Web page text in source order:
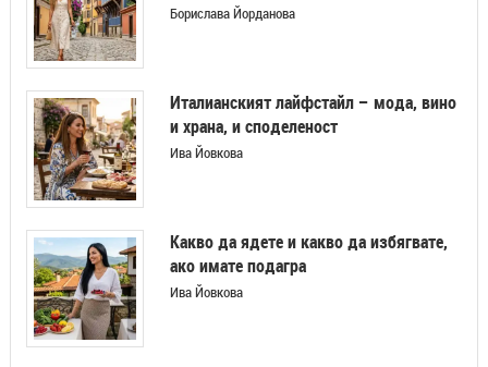
Борислава Йорданова
Италианският лайфстайл – мода, вино
и храна, и споделеност
Ива Йовкова
Какво да ядете и какво да избягвате,
ако имате подагра
Ива Йовкова